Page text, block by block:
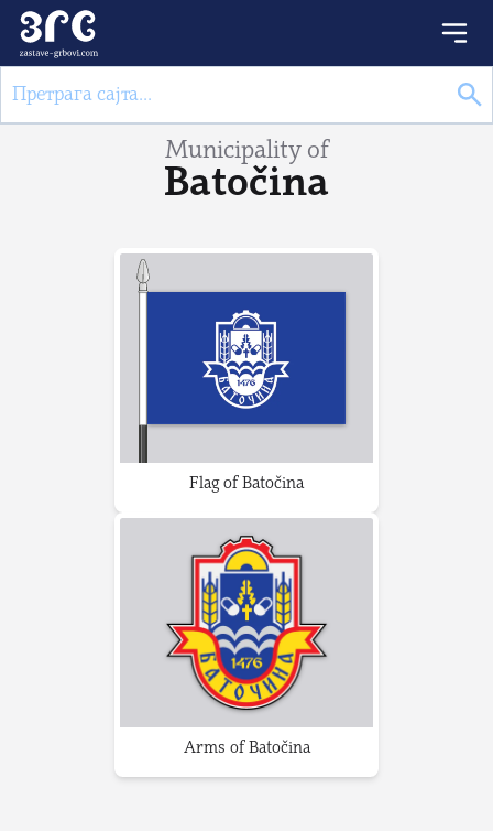
Municipality of
Batočina
Flag of Batočina
Arms of Batočina